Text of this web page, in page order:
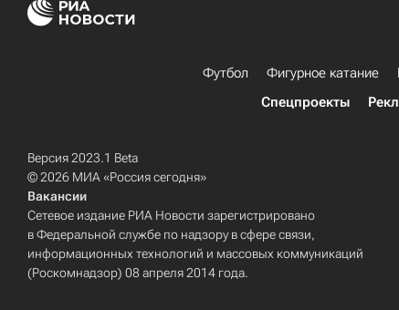
Футбол Фигурное катание
Спецпроекты
Версия 2023.1 Beta
© 2026 МИА «Россия сегодня»
Вакансии
Сетевое издание РИА Новости зарегистрировано
в Федеральной службе по надзору в сфере связи,
информационных технологий и массовых коммуникаций
(Роскомнадзор) 08 апреля 2014 года.